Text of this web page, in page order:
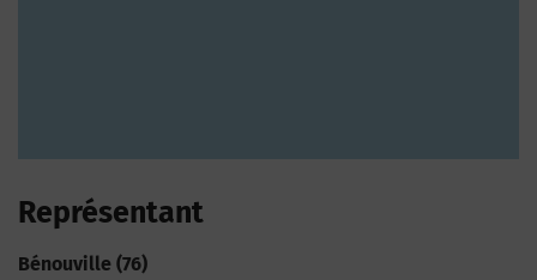
Représentant
Bénouville (76)